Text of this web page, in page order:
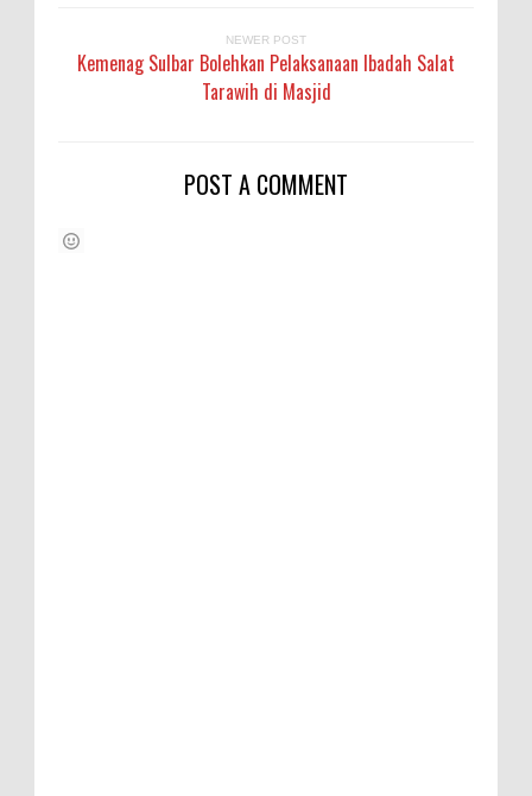
NEWER POST
Kemenag Sulbar Bolehkan Pelaksanaan Ibadah Salat
Tarawih di Masjid
POST A COMMENT